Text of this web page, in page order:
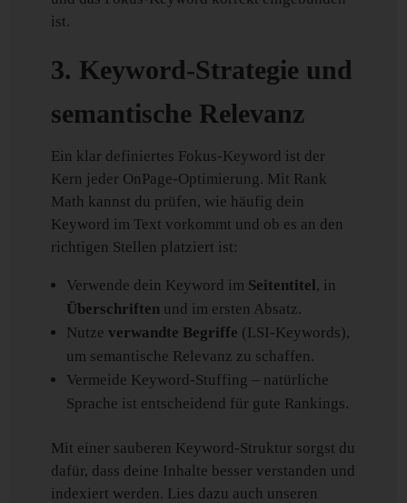
ist.
3. Keyword-Strategie und
semantische Relevanz
Ein klar definiertes Fokus-Keyword ist der
Kern jeder OnPage-Optimierung. Mit Rank
Math kannst du prüfen, wie häufig dein
Keyword im Text vorkommt und ob es an den
richtigen Stellen platziert ist:
Verwende dein Keyword im Seitentitel, in
Überschriften und im ersten Absatz.
Nutzeverwandte Begriffe (LSI-Keywords),
um semantische Relevanz zu schaffen.
Vermeide Keyword-Stuffing – natürliche
Sprache ist entscheidend für gute Rankings.
Mit einer sauberen Keyword-Struktur sorgst du
dafür, dass deine Inhalte besser verstanden und
indexiert werden. Lies dazu auch unseren